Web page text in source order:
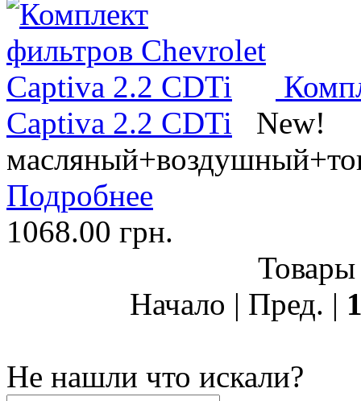
Captiva 2.2 CDTi
New!
Подробнее
1068.00 грн.
Начало | Пред. |
Не нашли что искали?